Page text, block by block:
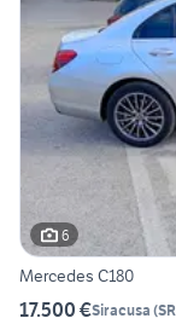
6
Mercedes C180
17.500 €Siracusa (SR